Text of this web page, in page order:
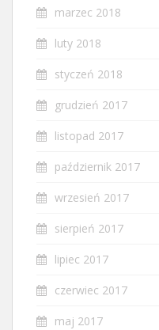
marzec 2018
luty 2018
styczeń 2018
grudzień 2017
listopad 2017
październik 2017
wrzesień 2017
sierpień 2017
lipiec 2017
czerwiec 2017
maj 2017